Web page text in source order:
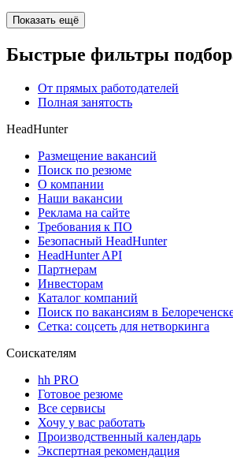
Показать ещё
Быстрые фильтры
От прямых работодателей
Полная занятость
HeadHunter
Размещение вакансий
Поиск по резюме
О компании
Наши вакансии
Реклама на сайте
Требования к ПО
Безопасный HeadHunter
HeadHunter API
Партнерам
Инвесторам
Каталог компаний
Поиск по вакансиям в
Сетка: соцсеть для нетворкинга
Соискателям
hh PRO
Готовое резюме
Все сервисы
Хочу у вас работать
Производственный календарь
Экспертная рекомендация